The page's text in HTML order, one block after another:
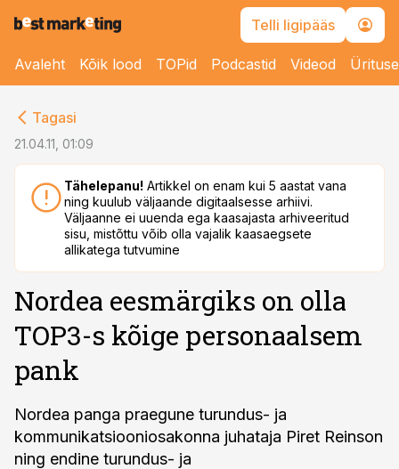
Telli ligipääs
Avaleht Kõik lood TOPid Podcastid Videod
Tagasi
21.04.11, 01:09
Tähelepanu! Artikkel on enam kui 5 aastat vana
ning kuulub väljaande digitaalsesse arhiivi.
Väljaanne ei uuenda ega kaasajasta arhiveeritud
sisu, mistõttu võib olla vajalik kaasaegsete
allikatega tutvumine
Nordea eesmärgiks on olla
TOP3-s kõige personaalsem
pank
Nordea panga praegune turundus- ja
kommunikatsiooniosakonna juhataja Piret Reinson
ning endine turundus- ja